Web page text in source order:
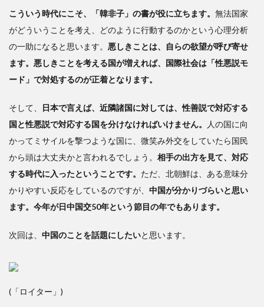
こういう時代にこそ、「韓非子」の書が役に立ちます。 無法国家
がどういうことを考え、どのように行動するのかという心理分析
の一助になると思います。 悪しきことは、自らの欲望が呼び寄せ
ます。悪しきことを考える国が増えれば、国際社会は「性悪説モ
ード」で対処するのが正着となります。
そして、
日本で言えば、近隣諸国に対しては、性善説で対応する
国と性悪説で対応する国を分けなければいけません。
人の国に向
かってミサイルを撃つような国に、微笑み外交をしていたら国民
から頭は大丈夫かと言われるでしょう。 相手の出方を見て、対応
する時代に入ったということです。 ただ、北朝鮮は、ある意味分
かりやすい反応をしているのですが、 中国が分かりづらいと思い
ます。今年が日中国交50年という節目の年でもあります。
次回は、 中国のことを話題にしたいと思います。
(「ロイター」)